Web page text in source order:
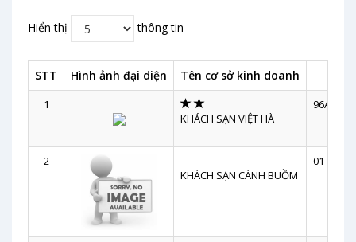
Hiển thị thông tin
STT Hình ảnh đại diện Tên cơ sở kinh doanh
1
KHÁCH SẠN VIỆT HÀ
96A3
2
KHÁCH SẠN CÁNH BUỒM
01 Hòn